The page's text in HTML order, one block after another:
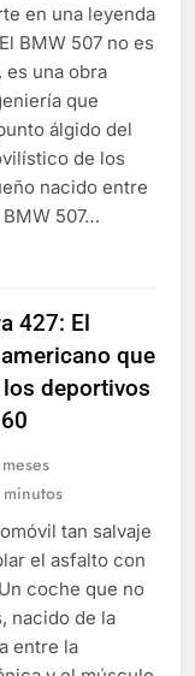
en una leyenda
BMW 507 no es
una obra
que
álgido del
de los
nacido entre
507…
427: El
que
deportivos
tan salvaje
el asfalto con
coche que no
nacido de la
entre la